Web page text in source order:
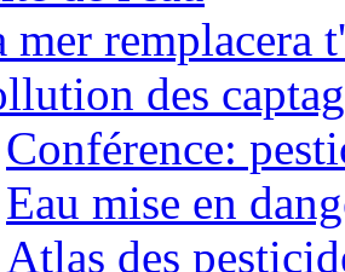
mer remplacera
des
Conférence:
Eau mise en
Atlas des